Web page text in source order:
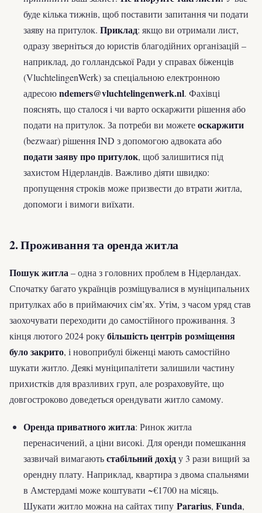
буде кілька тижнів, щоб поставити запитання чи подати
заяву на притулок. Приклад: якщо ви отримали лист,
одразу зверніться до юристів благодійних організацій –
наприклад, до голландської Ради у справах біженців
(VluchtelingenWerk) за спеціальною електронною
адресоюndemers@vluchtelingenwerk.nl. Фахівці
пояснять, що сталося і чи варто оскаржити рішення або
подати на притулок. За потреби ви можетеоскаржити
(bezwaar) рішення IND з допомогою адвоката або
подати заяву про притулок, щоб залишитися під
захистом Нідерландів. Важливо діяти швидко:
пропущення строків може призвести до втрати житла,
допомоги і вимоги виїхати.
2. Проживання та оренда житла
Пошук житла– одна з головних проблем в Нідерландах.
Спочатку багато українців розміщувалися в муніципальних
притулках або в приймаючих сім’ях. Утім, з часом уряд став
заохочувати переходити до самостійного проживання. З
кінця лютого 2024 рокубільшість центрів розміщення
було закрито, і новоприбулі біженці мають самостійно
шукати житло. Деякі муніципалітети залишили частину
прихистків для вразливих груп, але розраховуйте, що
довгостроково доведеться орендувати житло самому.
Оренда приватного житла: Ринок житла
перенасичений, а ціни високі. Для оренди помешкання
зазвичай вимагаютьстабільний дохіду 3 рази вищий за
орендну плату. Наприклад, квартира з двома спальнями
в Амстердамі може коштувати ~€1700 на місяць.
Шукати житло можна на сайтах типу Pararius, Funda,